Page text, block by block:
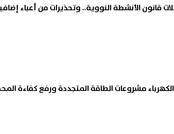
قانون الأنشطة النووية.. وتحذيرات من أعباء
مشروعات الطاقة المتجددة ورفع كفاءة